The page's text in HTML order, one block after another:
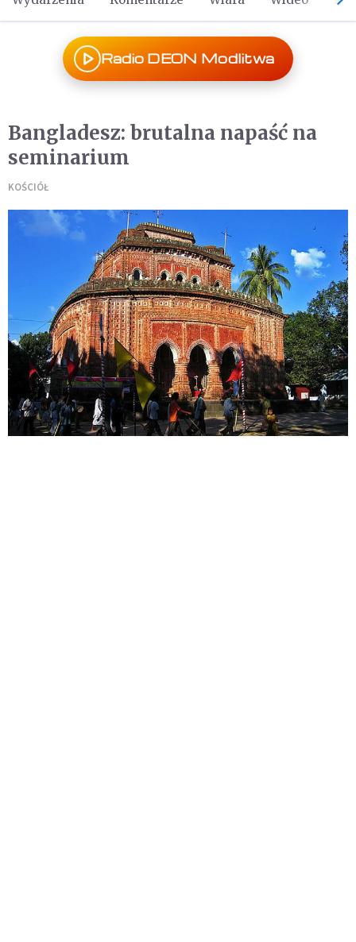
Radio DEON Modlitwa
Bangladesz: brutalna napaść na
seminarium
KOŚCIÓŁ